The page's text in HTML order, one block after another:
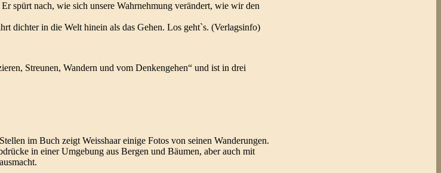
spürt nach, wie sich unsere Wahrnehmung verändert, wie wir den
dichter in die Welt hinein als das Gehen. Los geht`s. (Verlagsinfo)
Streunen, Wandern und vom Denkengehen“ und ist in drei
im Buch zeigt Weisshaar einige Fotos von seinen Wanderungen.
in einer Umgebung aus Bergen und Bäumen, aber auch mit